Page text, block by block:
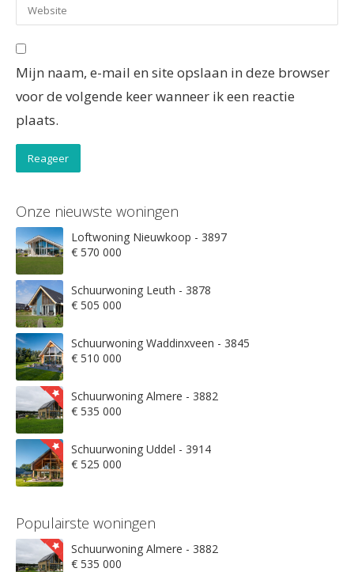
Mijn naam, e-mail en site opslaan in deze browser
voor de volgende keer wanneer ik een reactie
plaats.
Onze nieuwste woningen
Loftwoning Nieuwkoop - 3897
€ 570 000
Schuurwoning Leuth - 3878
€ 505 000
Schuurwoning Waddinxveen - 3845
€ 510 000
Schuurwoning Almere - 3882
€ 535 000
Schuurwoning Uddel - 3914
€ 525 000
Populairste woningen
Schuurwoning Almere - 3882
€ 535 000